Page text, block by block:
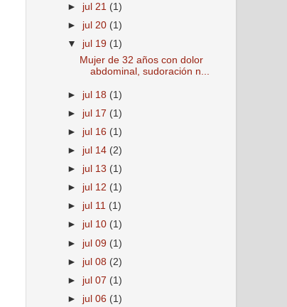
► jul 21 (1)
► jul 20 (1)
▼ jul 19 (1)
Mujer de 32 años con dolor
abdominal, sudoración n...
► jul 18 (1)
► jul 17 (1)
► jul 16 (1)
► jul 14 (2)
► jul 13 (1)
► jul 12 (1)
► jul 11 (1)
► jul 10 (1)
► jul 09 (1)
► jul 08 (2)
► jul 07 (1)
► jul 06 (1)